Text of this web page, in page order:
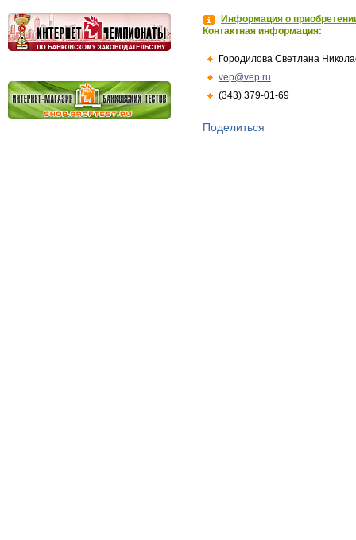
Информация о
Контактная информация:
Городилова Светлана
vep@vep.ru
(343) 379-01-69
Поделиться